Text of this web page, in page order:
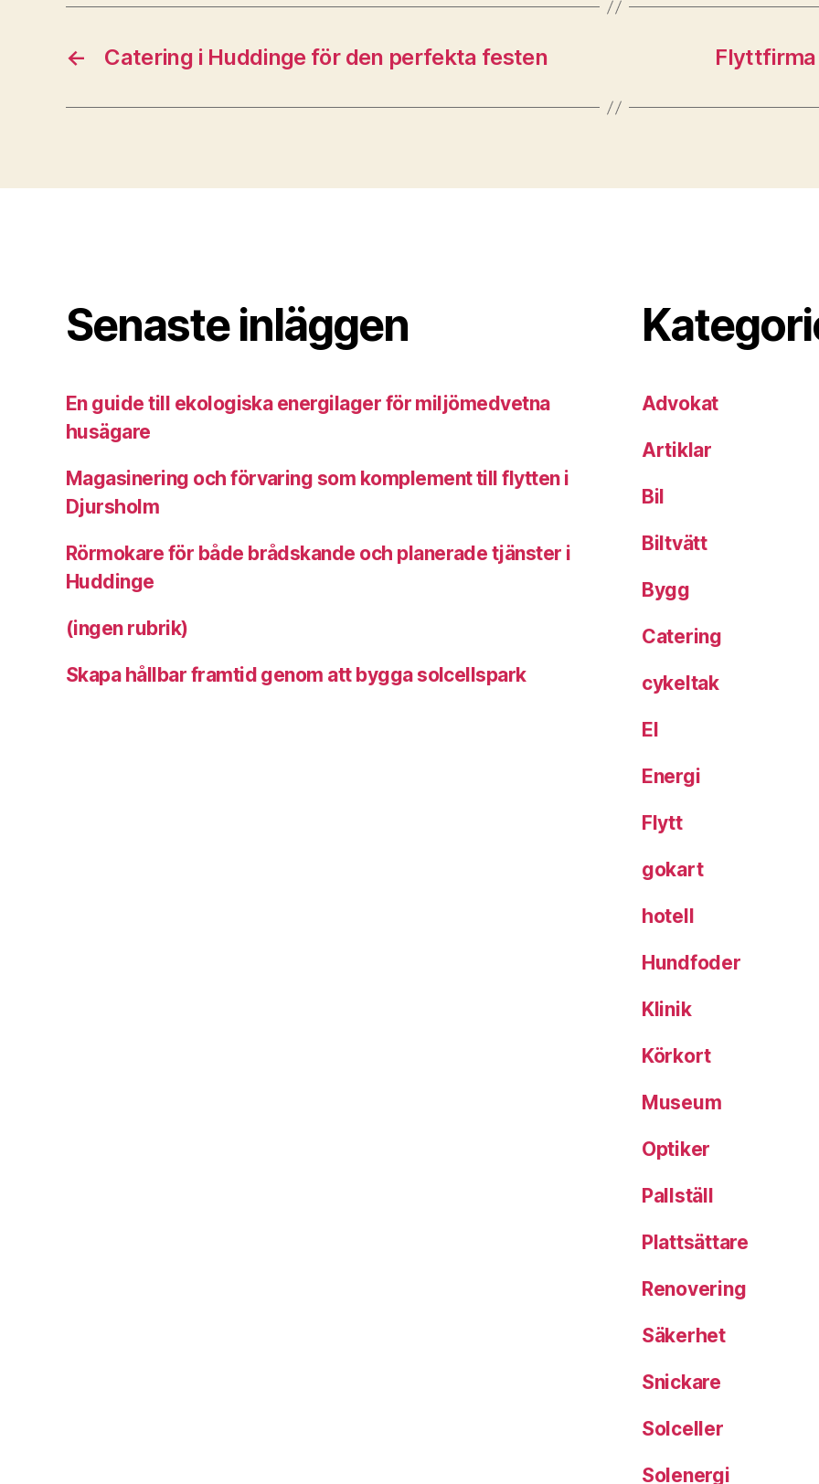
← Catering i Huddinge för den perfekta festen
Senaste inläggen
En guide till ekologiska energilager för miljömedvetna
husägare
Magasinering och förvaring som komplement till flytten i
Djursholm
Rörmokare för både brådskande och planerade tjänster i
Huddinge
(ingen rubrik)
Skapa hållbar framtid genom att bygga solcellspark
Advokat
Artiklar
Bil
Biltvätt
Bygg
Catering
cykeltak
El
Energi
Flytt
gokart
hotell
Hundfoder
Klinik
Körkort
Museum
Optiker
Pallställ
Plattsättare
Renovering
Säkerhet
Snickare
Solceller
Solenergi